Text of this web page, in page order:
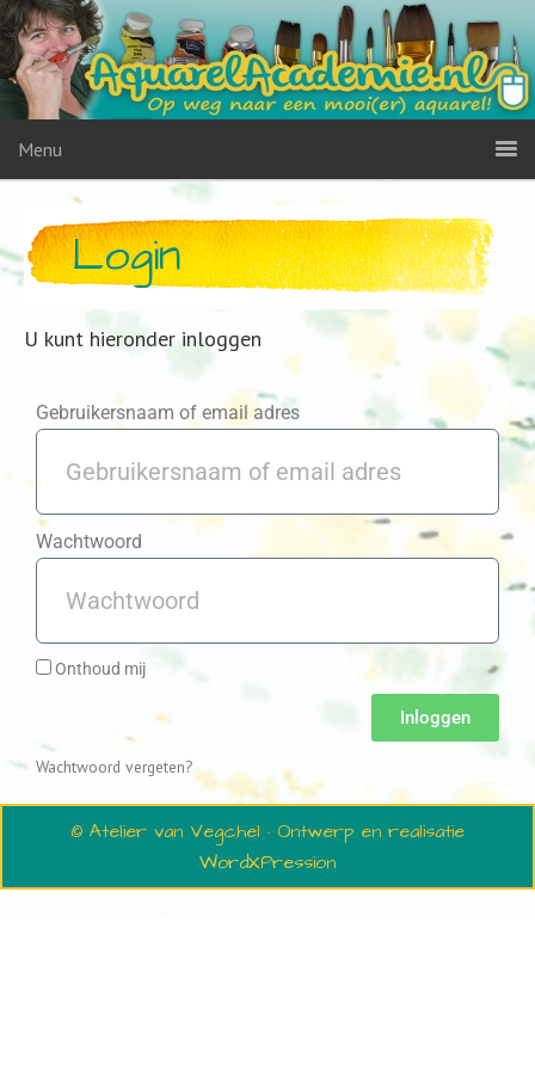
Menu
Login
U kunt hieronder inloggen
Gebruikersnaam of email adres
Wachtwoord
Onthoud mij
Inloggen
Wachtwoord vergeten?
© Atelier van Vegchel · Ontwerp en realisatie
WordXPression